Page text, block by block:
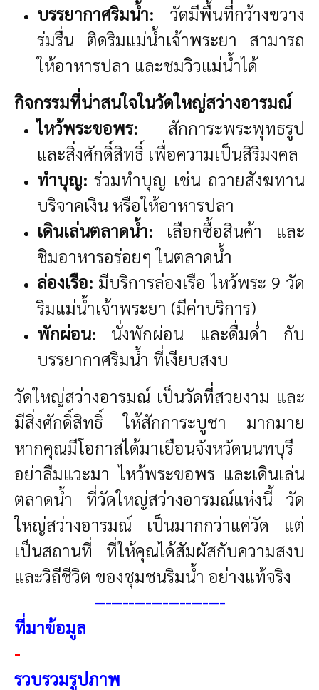
บรรยากาศริมน้ำ: วัดมีพื้นที่กว้างขวาง
ร่มรื่น ติดริมแม่น้ำเจ้าพระยา สามารถ
ให้อาหารปลา และชมวิวแม่น้ำได้
กิจกรรมที่น่าสนใจในวัดใหญ่สว่างอารมณ์
ไหว้พระขอพร: สักการะพระพุทธรูป
และสิ่งศักดิ์สิทธิ์ เพื่อความเป็นสิริมงคล
ทำบุญ: ร่วมทำบุญ เช่น ถวายสังฆทาน
บริจาคเงิน หรือให้อาหารปลา
เดินเล่นตลาดน้ำ: เลือกซื้อสินค้า และ
ชิมอาหารอร่อยๆ ในตลาดน้ำ
ล่องเรือ: มีบริการล่องเรือ ไหว้พระ 9 วัด
ริมแม่น้ำเจ้าพระยา (มีค่าบริการ)
พักผ่อน: นั่งพักผ่อน และดื่มด่ำ กับ
บรรยากาศริมน้ำ ที่เงียบสงบ
วัดใหญ่สว่างอารมณ์ เป็นวัดที่สวยงาม และ
มีสิ่งศักดิ์สิทธิ์ ให้สักการะบูชา มากมาย
หากคุณมีโอกาสได้มาเยือนจังหวัดนนทบุรี
อย่าลืมแวะมา ไหว้พระขอพร และเดินเล่น
ตลาดน้ำ ที่วัดใหญ่สว่างอารมณ์แห่งนี้ วัด
ใหญ่สว่างอารมณ์ เป็นมากกว่าแค่วัด แต่
เป็นสถานที่ ที่ให้คุณได้สัมผัสกับความสงบ
และวิถีชีวิต ของชุมชนริมน้ำ อย่างแท้จริง
-----------------------
ที่มาข้อมูล
-
รวบรวมรูปภาพ